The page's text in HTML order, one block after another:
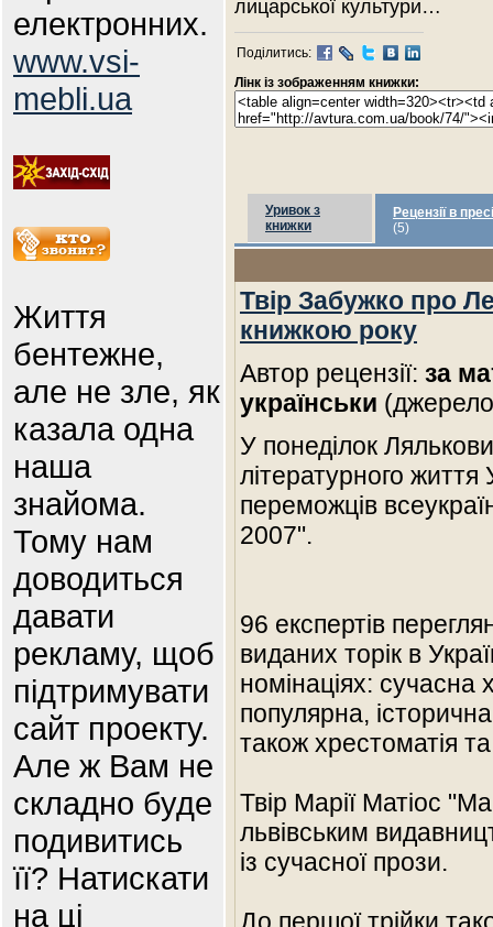
електронних.
www.vsi-
mebli.ua
Життя
бентежне,
але не зле, як
казала одна
наша
знайома.
Тому нам
доводиться
давати
рекламу, щоб
підтримувати
сайт проекту.
Але ж Вам не
складно буде
подивитись
її? Натискати
на ці
лицарської культури…
Поділитись:
Лінк із зображенням книжки:
Уривок з
книжки
Рецензії в пресі
(5)
Твір Забужко про
книжкою року
Автор рецензії: за
українськи
У понеділок
літературного
переможців
2007".
96 експертів
виданих торік в
номінаціях: сучасна
популярна,
також хрестоматія
Твір Марії Матіос
львівським
із сучасної прози.